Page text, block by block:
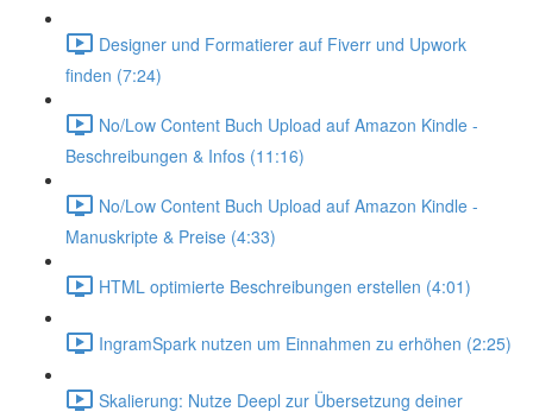
Designer und Formatierer auf Fiverr und Upwork
finden (7:24)
No/Low Content Buch Upload auf Amazon Kindle -
Beschreibungen & Infos (11:16)
No/Low Content Buch Upload auf Amazon Kindle -
Manuskripte & Preise (4:33)
HTML optimierte Beschreibungen erstellen (4:01)
IngramSpark nutzen um Einnahmen zu erhöhen (2:25)
Skalierung: Nutze Deepl zur Übersetzung deiner